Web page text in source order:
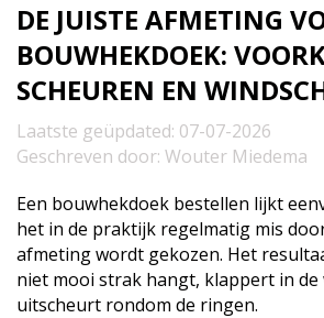
DE JUISTE AFMETING
BOUWHEKDOEK:
SCHEUREN EN
Laatste geüpdated: 07-07-2026
Geschreven door: Wouter Miedema
Een bouwhekdoek bestellen lijkt
het in de praktijk regelmatig mis
afmeting wordt gekozen. Het
niet mooi strak hangt, klappert in de
uitscheurt rondom de ringen.